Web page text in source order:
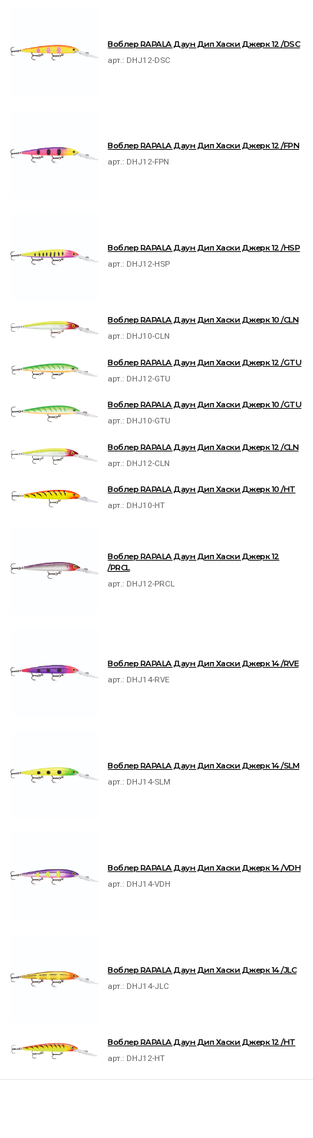
Воблер RAPALA Даун Дип Хаски Джерк 12 /DSC
арт.: DHJ12-DSC
Воблер RAPALA Даун Дип Хаски Джерк 12 /FPN
арт.: DHJ12-FPN
Воблер RAPALA Даун Дип Хаски Джерк 12 /HSP
арт.: DHJ12-HSP
Воблер RAPALA Даун Дип Хаски Джерк 10 /CLN
арт.: DHJ10-CLN
Воблер RAPALA Даун Дип Хаски Джерк 12 /GTU
арт.: DHJ12-GTU
Воблер RAPALA Даун Дип Хаски Джерк 10 /GTU
арт.: DHJ10-GTU
Воблер RAPALA Даун Дип Хаски Джерк 12 /CLN
арт.: DHJ12-CLN
Воблер RAPALA Даун Дип Хаски Джерк 10 /HT
арт.: DHJ10-HT
Воблер RAPALA Даун Дип Хаски Джерк 12
/PRCL
арт.: DHJ12-PRCL
Воблер RAPALA Даун Дип Хаски Джерк 14 /RVE
арт.: DHJ14-RVE
Воблер RAPALA Даун Дип Хаски Джерк 14 /SLM
арт.: DHJ14-SLM
Воблер RAPALA Даун Дип Хаски Джерк 14 /VDH
арт.: DHJ14-VDH
Воблер RAPALA Даун Дип Хаски Джерк 14 /JLC
арт.: DHJ14-JLC
Воблер RAPALA Даун Дип Хаски Джерк 12 /HT
арт.: DHJ12-HT